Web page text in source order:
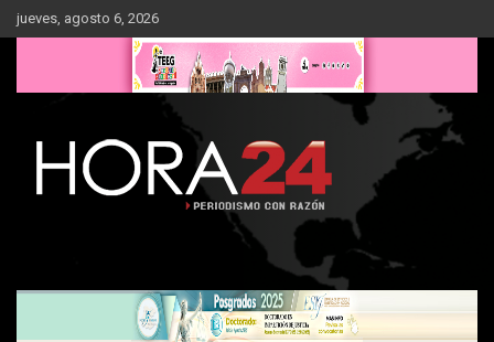
Saltar
al
jueves, agosto 6, 2026